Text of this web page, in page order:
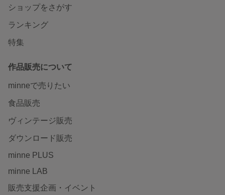
ショップをさがす
ランキング
特集
作品販売について
minneで売りたい
食品販売
ヴィンテージ販売
ダウンロード販売
minne PLUS
minne LAB
販売支援企画・イベント